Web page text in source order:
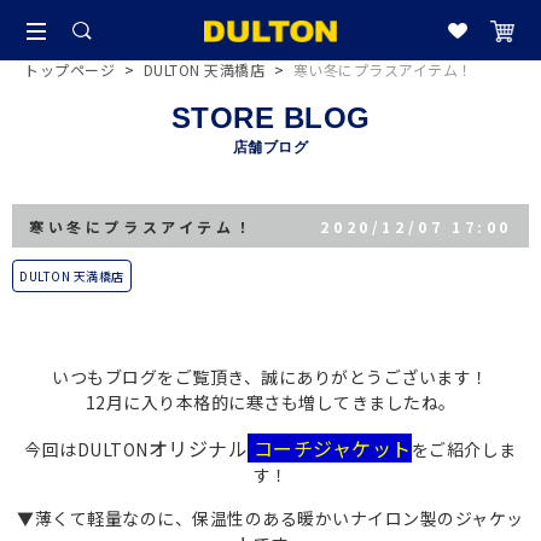
トップページ > DULTON 天満橋店 > 寒い冬にプラスアイテム！
STORE BLOG
店舗ブログ
寒い冬にプラスアイテム！ 2020/12/07 17:00
DULTON 天満橋店
いつもブログをご覧頂き、誠にありがとうございます！
12月に入り本格的に寒さも増してきましたね。
今回はDULTONオリジナル コーチジャケット をご紹介しま
す！
▼薄くて軽量なのに、保温性のある暖かいナイロン製のジャケッ